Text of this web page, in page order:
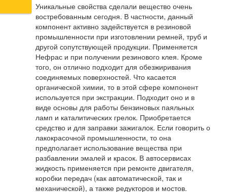
Уникальные свойства сделали вещество очень
востребованным сегодня. В частности, данный
компонент активно задействуется в резиновой
промышленности при изготовлении ремней, труб и
другой сопутствующей продукции. Применяется
Нефрас и при получении резинового клея. Кроме
того, он отлично подходит для обезжиривания
соединяемых поверхностей. Что касается
органической химии, то в этой сфере компонент
используется при экстракции. Подходит оно и в
виде основы для работы бензиновых паяльных
ламп и каталитических грелок. Приобретается
средство и для заправки зажигалок. Если говорить о
лакокрасочной промышленности, то она
предполагает использование вещества при
разбавлении эмалей и красок. В автосервисах
жидкость применяется при ремонте двигателя,
коробки передач (как автоматической, так и
механической), а также редукторов и мостов.